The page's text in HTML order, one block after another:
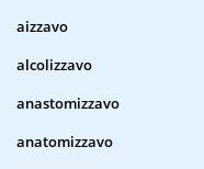
aizzavo
alcolizzavo
anastomizzavo
anatomizzavo